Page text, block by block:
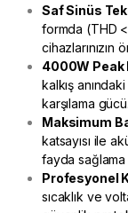
Saf Sinüs
formda (THD
cihazlarınızın
4000W Peak
kalkış
karşılama gücü.
Maksimum
katsayısı ile
fayda sağlama
Profesyonel
sıcaklık ve